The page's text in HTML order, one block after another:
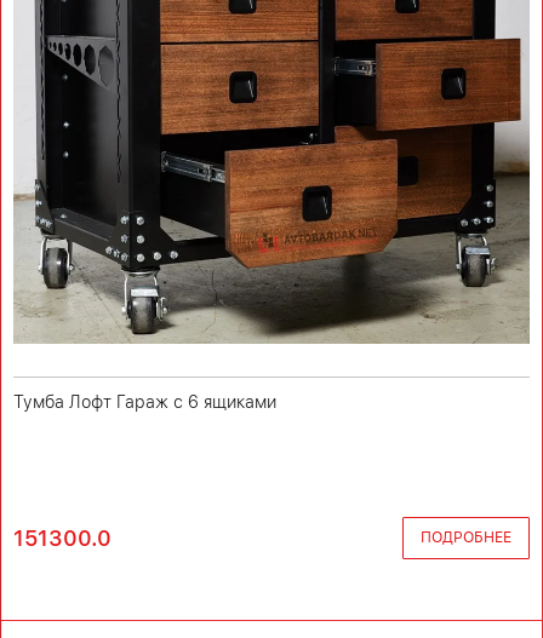
Тумба Лофт Гараж с 6 ящиками
151300.0 ПОДРОБНЕЕ